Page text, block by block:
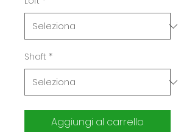
Shaft *
Aggiungi al carrello